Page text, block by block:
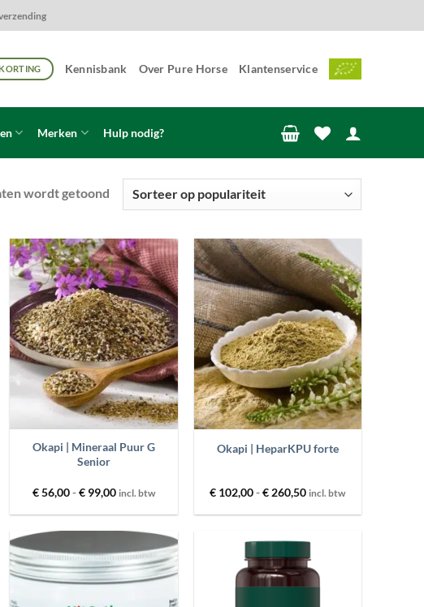
Kennisbank Over Pure Horse Klantenservice
Merken Hulp nodig?
wordt getoondGesorteerd
op
Toevoegen
aan
wenslijst
Okapi | Mineraal Puur G
Senior
€56,00-€ 99,00Prijsklasse:
tot
incl. btw
Toevoegen
aan
wenslijst
+
Okapi | HeparKPU forte
€ 102,00-€ 260,50Prijsklasse:
tot
incl. btw
Toevoegen
aan
Toevoegen
aan